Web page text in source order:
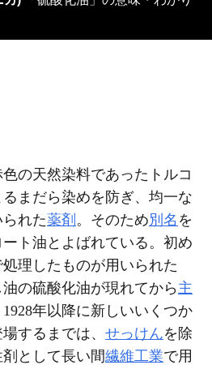
の天然染料であったトルコ
るまだら染めを防ぎ、均一な
れた薬剤 。そのため別名 を
ート油とよばれている。初め
理したものが用いられた
の硫酸化油が現れてから 主
年以降に新しいいくつか
するまでは、 せっけんを除
として長い間繊維工業で用